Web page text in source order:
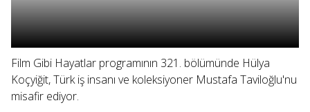
Film Gibi Hayatlar programının 321. bölümünde Hülya
Koçyiğit, Türk iş insanı ve koleksiyoner Mustafa Taviloğlu'nu
misafir ediyor.